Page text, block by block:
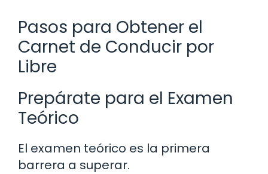
Pasos para Obtener el
Carnet de Conducir por
Libre
Prepárate para el Examen
Teórico
El examen teórico es la primera
barrera a superar.